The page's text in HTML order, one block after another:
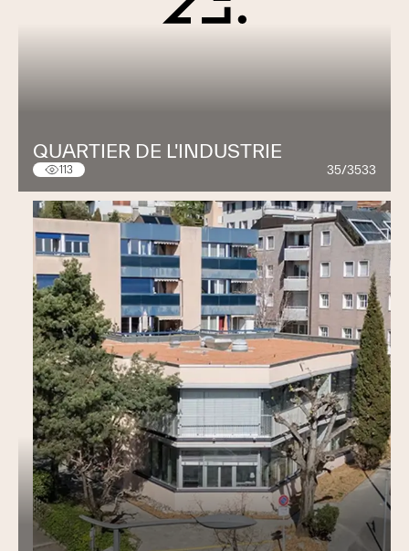
QUARTIER DE L'INDUSTRIE
113 35/3533